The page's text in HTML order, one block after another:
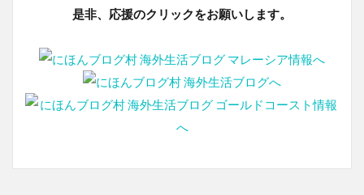
是非、応援のクリックをお願いします。